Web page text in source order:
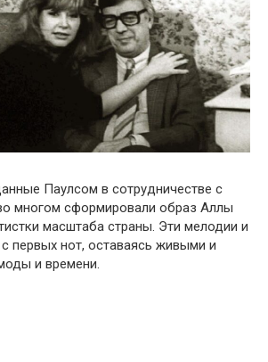
Паулсом в сотрудничестве с
многом сформировали образ Аллы
масштаба страны. Эти мелодии и
первых нот, оставаясь живыми и
и времени.